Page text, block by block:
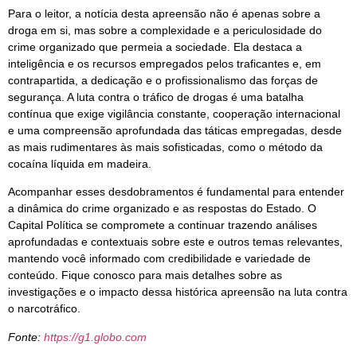
Para o leitor, a notícia desta apreensão não é apenas sobre a
droga em si, mas sobre a complexidade e a periculosidade do
crime organizado que permeia a sociedade. Ela destaca a
inteligência e os recursos empregados pelos traficantes e, em
contrapartida, a dedicação e o profissionalismo das forças de
segurança. A luta contra o tráfico de drogas é uma batalha
contínua que exige vigilância constante, cooperação internacional
e uma compreensão aprofundada das táticas empregadas, desde
as mais rudimentares às mais sofisticadas, como o método da
cocaína líquida em madeira.
Acompanhar esses desdobramentos é fundamental para entender
a dinâmica do crime organizado e as respostas do Estado. O
Capital Política se compromete a continuar trazendo análises
aprofundadas e contextuais sobre este e outros temas relevantes,
mantendo você informado com credibilidade e variedade de
conteúdo. Fique conosco para mais detalhes sobre as
investigações e o impacto dessa histórica apreensão na luta contra
o narcotráfico.
Fonte: https://g1.globo.com